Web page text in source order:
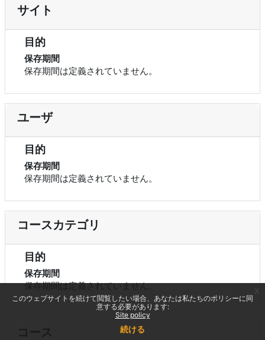
サイト
目的
保存期間
保存期間は定義されていません。
ユーザ
目的
保存期間
保存期間は定義されていません。
コースカテゴリ
目的
保存期間
保存期間は定義されていません。
このウェブサイトを続けて閲覧したい場合、あなたは私たちのポリシーに同
意する必要があります:
Site policy
続ける